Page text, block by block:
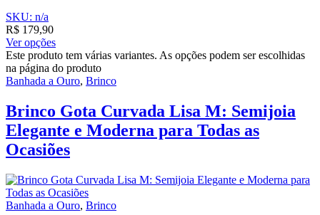
SKU: n/a
R$ 179,90
Ver opções
Este produto tem várias variantes. As opções podem ser escolhidas
na página do produto
Banhada a Ouro, Brinco
Brinco Gota Curvada Lisa M: Semijoia
Elegante e Moderna para Todas as
Ocasiões
Banhada a Ouro, Brinco